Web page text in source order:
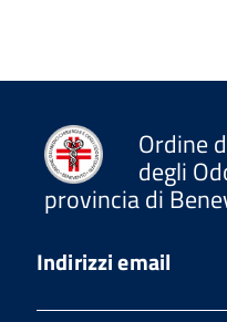
Ordine
degli
provincia di
Indirizzi email